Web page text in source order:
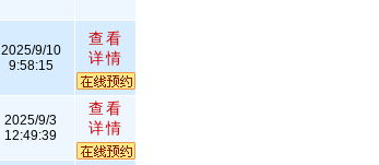
2025/9/10
9:58:15
查看
详情
2025/9/3
12:49:39
查看
详情